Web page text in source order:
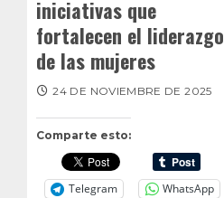
iniciativas que
fortalecen el liderazgo
de las mujeres
Comparte esto:
Telegram WhatsApp
24 DE NOVIEMBRE DE 2025